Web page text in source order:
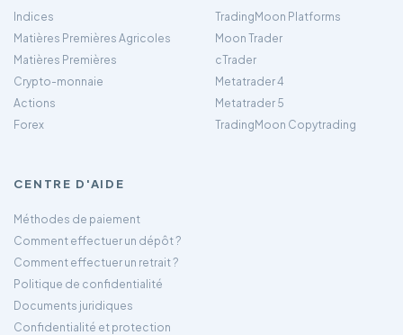
Indices
Matières Premières Agricoles
Matières Premières
Crypto-monnaie
Actions
Forex
TradingMoon Platforms
Moon Trader
cTrader
Metatrader 4
Metatrader 5
TradingMoon Copytrading
CENTRE D'AIDE
Méthodes de paiement
Comment effectuer un dépôt ?
Comment effectuer un retrait ?
Politique de confidentialité
Documents juridiques
Confidentialité et protection